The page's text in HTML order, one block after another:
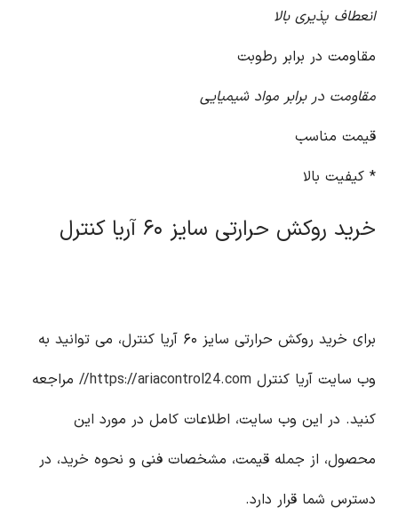
انعطاف پذیری بالا
مقاومت در برابر رطوبت
مقاومت در برابر مواد شیمیایی
قیمت مناسب
* کیفیت بالا
خرید روکش حرارتی سایز ۶۰ آریا کنترل
برای خرید روکش حرارتی سایز ۶۰ آریا کنترل، می توانید به
وب سایت آریا کنترل https://ariacontrol24.com//
مراجعه
کنید. در این وب سایت، اطلاعات کامل در مورد این
محصول، از جمله قیمت، مشخصات فنی و نحوه خرید، در
دسترس شما قرار دارد.